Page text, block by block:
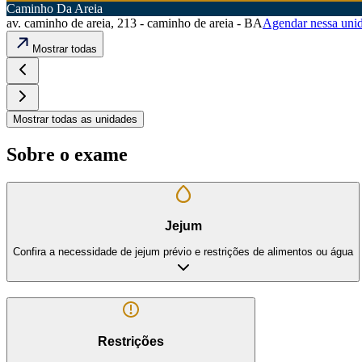
Caminho Da Areia
av. caminho de areia, 213 - caminho de areia - BAAgendar nessa
Mostrar todas
Mostrar todas as unidades
Sobre o exame
Jejum
Confira a necessidade de jejum prévio e restrições de alimentos ou água
Restrições